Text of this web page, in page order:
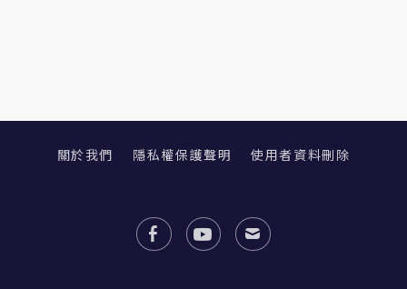
關於我們 隱私權保護聲明 使用者資料刪除